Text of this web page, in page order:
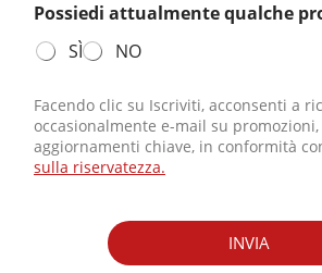
Contattaci
+49 800 1806627
E-mail: info@nocpix.com
E-mail: service@nocpix.com(Solo per
© 2026 Tutti i diritti riservati Inlumen
politica sulla riservatezza
Possiedi attualmente qualche
SÌ
NO
Facendo clic su Iscriviti, acconsenti a
occasionalmente e-mail su
aggiornamenti chiave, in conformità
sulla riservatezza.
INVIA